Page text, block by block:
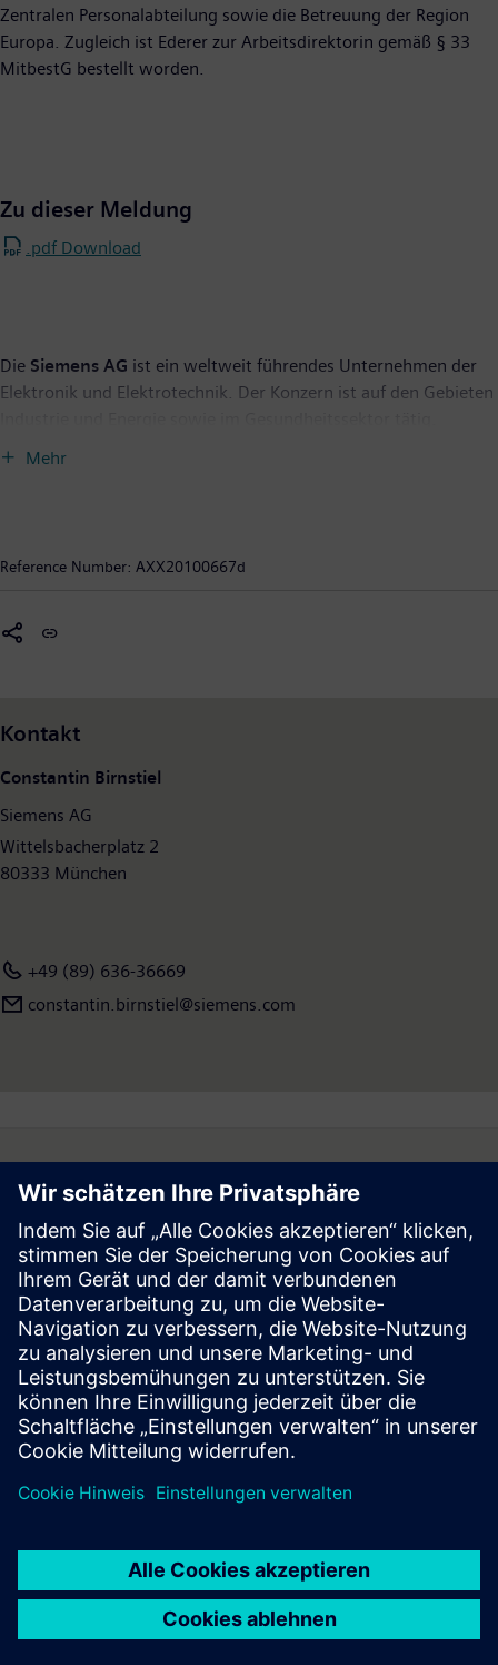
Zentralen Personalabteilung sowie die Betreuung der Region
Europa. Zugleich ist Ederer zur Arbeitsdirektorin gemäß § 33
MitbestG bestellt worden.
Zu dieser Meldung
.pdf Download
Die Siemens AG ist ein weltweit führendes Unternehmen der
Elektronik und Elektrotechnik. Der Konzern ist auf den Gebieten
auf grüne Produkte und Lösungen. Insgesamt erzielte Siemens
endete, einen Umsatz von 76,7 Milliarden Euro und einen
unterwww.siemens.com
Mehr
Reference Number: AXX20100667d
Kontakt
Constantin Birnstiel
Siemens AG
Wittelsbacherplatz 2
80333 München
+49 (89) 636-36669
constantin.birnstiel@siemens.com
Follow
Press | Company | Siemens
© Siemens 1996 – 2026
Corporate Information
Privacy Notice
Cookie Notice
Digital ID